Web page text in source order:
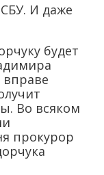
И даже
будет
Во всяком
прокурор